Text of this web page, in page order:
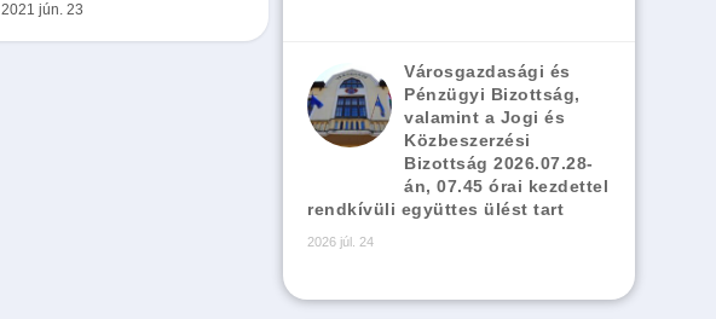
2021 jún. 23
Városgazdasági és
Pénzügyi Bizottság,
valamint a Jogi és
Közbeszerzési
Bizottság 2026.07.28-
án, 07.45 órai kezdettel
rendkívüli együttes ülést tart
2026 júl. 24